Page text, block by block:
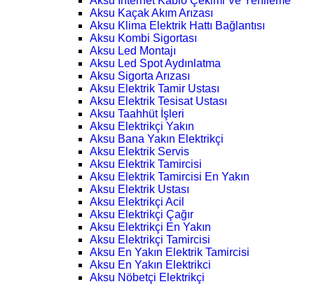
Aksu Kaçak Akım Arızası
Aksu Klima Elektrik Hattı Bağlantısı
Aksu Kombi Sigortası
Aksu Led Montajı
Aksu Led Spot Aydınlatma
Aksu Sigorta Arızası
Aksu Elektrik Tamir Ustası
Aksu Elektrik Tesisat Ustası
Aksu Taahhüt İşleri
Aksu Elektrikçi Yakın
Aksu Bana Yakın Elektrikçi
Aksu Elektrik Servis
Aksu Elektrik Tamircisi
Aksu Elektrik Tamircisi En Yakın
Aksu Elektrik Ustası
Aksu Elektrikçi Acil
Aksu Elektrikçi Çağır
Aksu Elektrikçi En Yakın
Aksu Elektrikçi Tamircisi
Aksu En Yakın Elektrik Tamircisi
Aksu En Yakın Elektrikci
Aksu Nöbetçi Elektrikçi